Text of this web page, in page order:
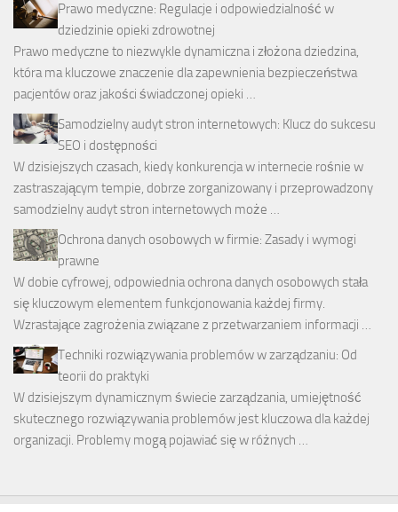
Prawo medyczne: Regulacje i odpowiedzialność w
dziedzinie opieki zdrowotnej
Prawo medyczne to niezwykle dynamiczna i złożona dziedzina,
która ma kluczowe znaczenie dla zapewnienia bezpieczeństwa
pacjentów oraz jakości świadczonej opieki …
Samodzielny audyt stron internetowych: Klucz do sukcesu
SEO i dostępności
W dzisiejszych czasach, kiedy konkurencja w internecie rośnie w
zastraszającym tempie, dobrze zorganizowany i przeprowadzony
samodzielny audyt stron internetowych może …
Ochrona danych osobowych w firmie: Zasady i wymogi
prawne
W dobie cyfrowej, odpowiednia ochrona danych osobowych stała
się kluczowym elementem funkcjonowania każdej firmy.
Wzrastające zagrożenia związane z przetwarzaniem informacji …
Techniki rozwiązywania problemów w zarządzaniu: Od
teorii do praktyki
W dzisiejszym dynamicznym świecie zarządzania, umiejętność
skutecznego rozwiązywania problemów jest kluczowa dla każdej
organizacji. Problemy mogą pojawiać się w różnych …